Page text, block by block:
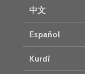
中文
Español
Kurdî